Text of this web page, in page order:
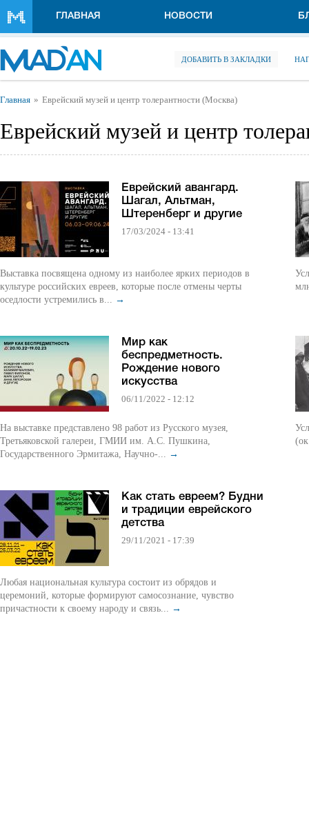
ГЛАВНАЯ НОВОСТИ
ДОБАВИТЬ В ЗАКЛАДКИ
Вы здесь
Главная Еврейский музей и центр толерантности (Москва)
Еврейский музей и центр
Еврейский авангард.
Шагал, Альтман,
Штеренберг и другие
17/03/2024 - 13:41
Выставка посвящена одному из наиболее ярких периодов в
культуре российских евреев, которые после отмены черты
оседлости устремились в... →
Мир как
беспредметность.
Рождение нового
искусства
06/11/2022 - 12:12
На выставке представлено 98 работ из Русского музея,
Третьяковской галереи, ГМИИ им. А.С. Пушкина,
Государственного Эрмитажа, Научно-... →
Как стать евреем? Будни
и традиции еврейского
детства
29/11/2021 - 17:39
Любая национальная культура состоит из обрядов и
церемоний, которые формируют самосознание, чувство
причастности к своему народу и связь... →
Условия